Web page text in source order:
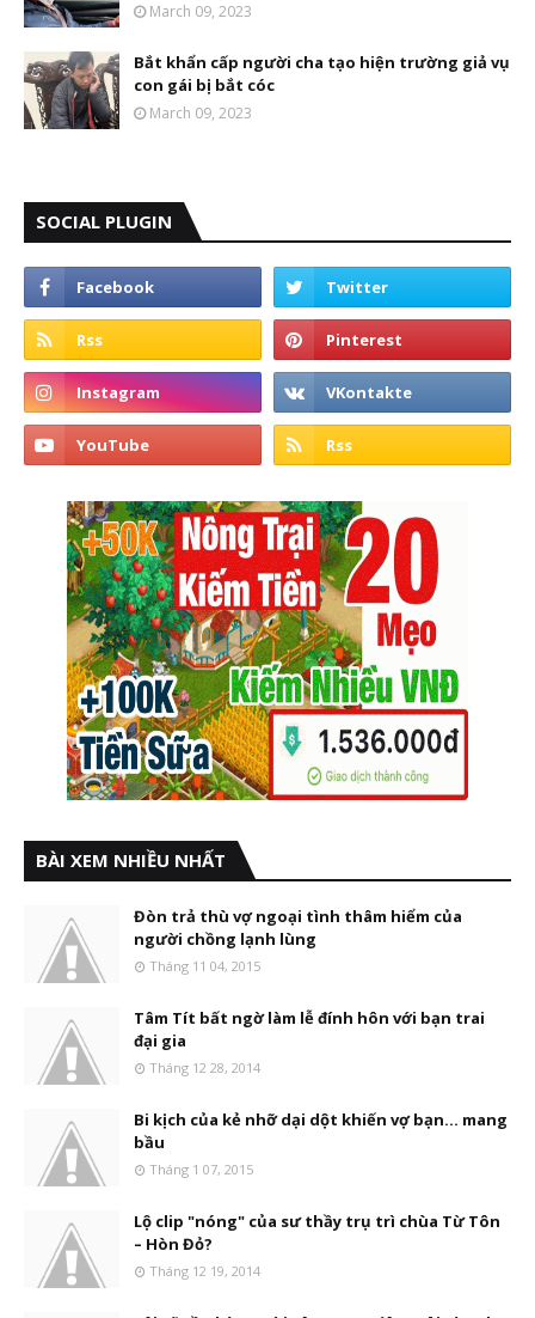
March 09, 2023
Bắt khẩn cấp người cha tạo hiện trường giả vụ
con gái bị bắt cóc
March 09, 2023
SOCIAL PLUGIN
BÀI XEM NHIỀU NHẤT
Đòn trả thù vợ ngoại tình thâm hiểm của
người chồng lạnh lùng
Tháng 11 04, 2015
Tâm Tít bất ngờ làm lễ đính hôn với bạn trai
đại gia
Tháng 12 28, 2014
Bi kịch của kẻ nhỡ dại dột khiến vợ bạn... mang
bầu
Tháng 1 07, 2015
Lộ clip "nóng" của sư thầy trụ trì chùa Từ Tôn
– Hòn Đỏ?
Tháng 12 19, 2014